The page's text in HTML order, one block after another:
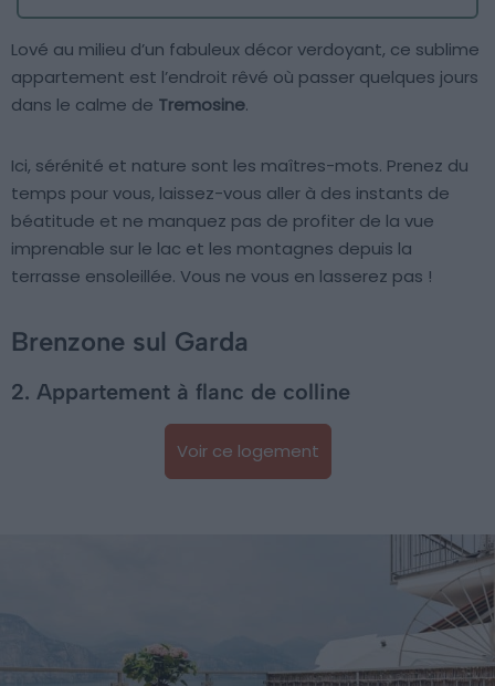
Lové au milieu d’un fabuleux décor verdoyant, ce sublime
appartement est l’endroit rêvé où passer quelques jours
dans le calme de Tremosine.
Ici, sérénité et nature sont les maîtres-mots. Prenez du
temps pour vous, laissez-vous aller à des instants de
béatitude et ne manquez pas de profiter de la vue
imprenable sur le lac et les montagnes depuis la
terrasse ensoleillée. Vous ne vous en lasserez pas !
Brenzone sul Garda
2. Appartement à flanc de colline
Voir ce logement